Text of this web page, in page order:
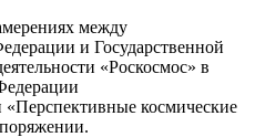
между
и Государственной
«Роскосмос» в
«Перспективные космические